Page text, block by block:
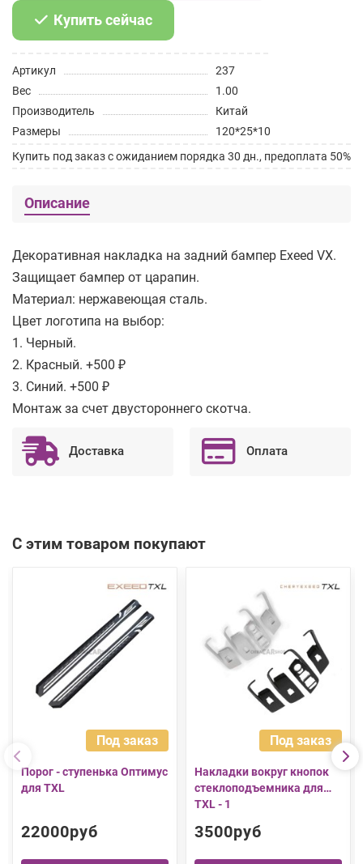
Купить сейчас
Артикул
237
Вес
1.00
Производитель
Китай
Размеры
120*25*10
Купить под заказ с ожиданием порядка 30 дн., предоплата 50%
Описание
Декоративная накладка на задний бампер Exeed VX.
Защищает бампер от царапин.
Материал: нержавеющая сталь.
Цвет логотипа на выбор:
1. Черный.
2. Красный. +500 ₽
3. Синий. +500 ₽
Монтаж за счет двустороннего скотча.
Доставка Оплата
С этим товаром покупают
Под заказ
Порог - ступенька Оптимус
для TXL
22000руб
Под заказ
Накладки вокруг кнопок
стеклоподъемника для
TXL - 1
3500руб